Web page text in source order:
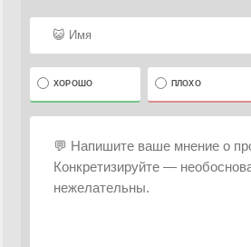
ХОРОШО ПЛОХО